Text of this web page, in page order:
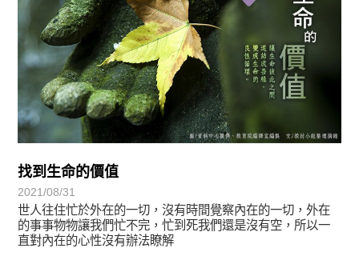
找到生命的價值
2021/08/31
世人往住忙於外在的一切，沒有時間覺察內在的一切，外在
的事事物物讓我們忙不完，忙到死我們還是沒有空，所以一
直對內在的心性沒有辦法瞭解